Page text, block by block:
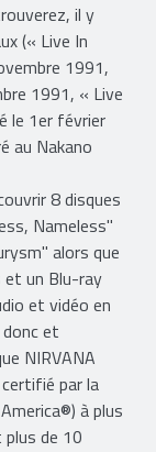
il y
(« Live In
1991,
1991, « Live
le 1er février
au Nakano
8 disques
Nameless"
alors que
et un Blu-ray
et vidéo en
et
NIRVANA
par la
à plus
plus de 10